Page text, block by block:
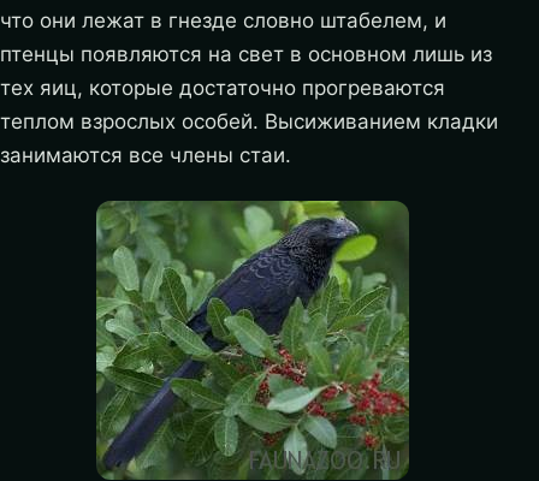
что они лежат в гнезде словно штабелем, и
птенцы появляются на свет в основном лишь из
тех яиц, которые достаточно прогреваются
теплом взрослых особей. Высиживанием кладки
занимаются все члены стаи.